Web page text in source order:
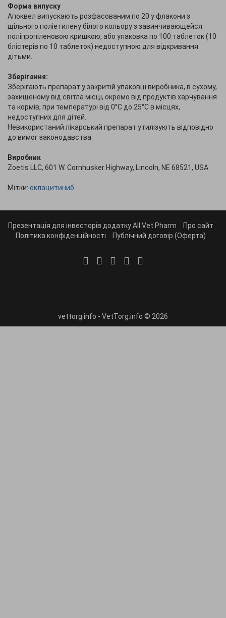
Форма випуску
Апоквел випускають розфасованим по 20 у флакони з
щільного поліетилену білого кольору з завинчивающейся
поліпропіленовою кришкою, або упаковка по 100 таблеток (10
блістерів по 10 таблеток) недоступною для відкривання
дітьми.
Зберігання:
Зберігають препарат у закритій упаковці виробника, в сухому,
захищеному від світла місці, окремо від продуктів харчування
та кормів, при температурі від 0°С до 25°С в місцях,
недоступних для дітей.
Невикористаний лікарський препарат утилізують відповідно
до вимог законодавства.
Виробник
Zoetis LLC, 601 W. Cornhusker Highway, Lincoln, NE 68521, USA
Мітки: оклацитиниб
Презентація для інвесторів додатку All Vet Pharm
Про сайт
Політика конфіденційності
Публічний договір (Оферта)
vettorg.info - VetTorg.info © 2026